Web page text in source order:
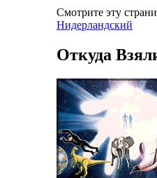
Смотрите эту
Нидерландский
Откуда